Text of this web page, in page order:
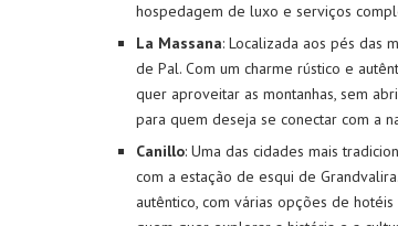
hospedagem de luxo e serviços
La Massana: Localizada aos pés das
de Pal. Com um charme rústico e
quer aproveitar as montanhas, sem
para quem deseja se conectar com a
Canillo: Uma das cidades mais
com a estação de esqui de
autêntico, com várias opções de